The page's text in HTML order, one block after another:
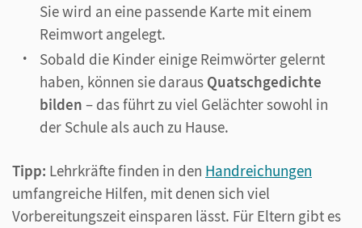
Sie wird an eine passende Karte mit einem
Reimwort angelegt.
Sobald die Kinder einige Reimwörter gelernt
haben, können sie daraus Quatschgedichte
bilden – das führt zu viel Gelächter sowohl in
der Schule als auch zu Hause.
Tipp: Lehrkräfte finden in den Handreichungen
umfangreiche Hilfen, mit denen sich viel
Vorbereitungszeit einsparen lässt. Für Eltern gibt es